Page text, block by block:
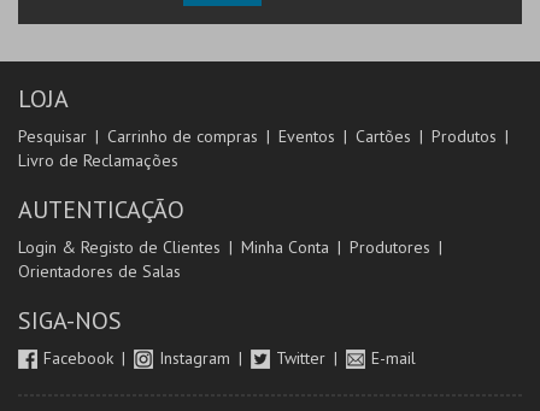
LOJA
Pesquisar Carrinho de compras Eventos Cartões
Produtos
Livro de Reclamações
AUTENTICAÇÃO
Login & Registo de Clientes Minha Conta
Produtores
Orientadores de Salas
SIGA-NOS
Facebook Instagram Twitter E-mail